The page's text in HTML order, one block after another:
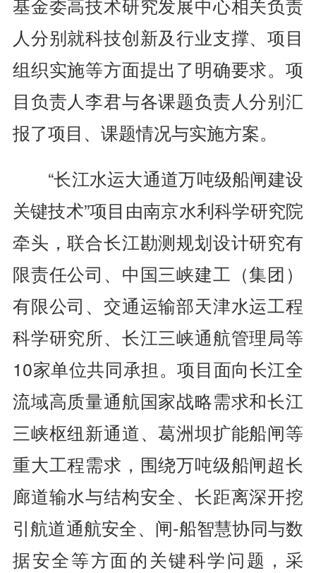
人分别就科技创新及行业支撑、项目
组织实施等方面提出了明确要求。项
目负责人李君与各课题负责人分别汇
报了项目、课题情况与实施方案。
“长江水运大通道万吨级船闸建设
关键技术”项目由南京水利科学研究院
牵头，联合长江勘测规划设计研究有
限责任公司、中国三峡建工（集团）
有限公司、交通运输部天津水运工程
科学研究所、长江三峡通航管理局等
10家单位共同承担。项目面向长江全
流域高质量通航国家战略需求和长江
三峡枢纽新通道、葛洲坝扩能船闸等
重大工程需求，围绕万吨级船闸超长
廊道输水与结构安全、长距离深开挖
引航道通航安全、闸-船智慧协同与数
据安全等方面的关键科学问题，采